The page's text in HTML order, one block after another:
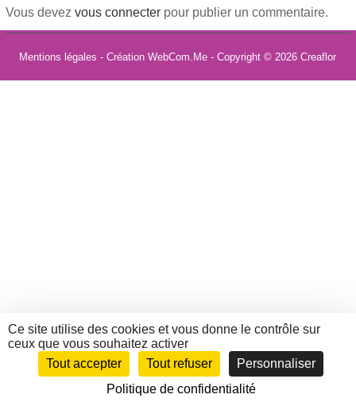
Vous devez vous connecterpour publier un commentaire.
Mentions légales - Création WebCom.Me - Copyright © 2026Creaflor
Ce site utilise des cookies et vous donne le contrôle sur
ceux que vous souhaitez activer
Tout accepter
Tout refuser
Personnaliser
Politique de confidentialité